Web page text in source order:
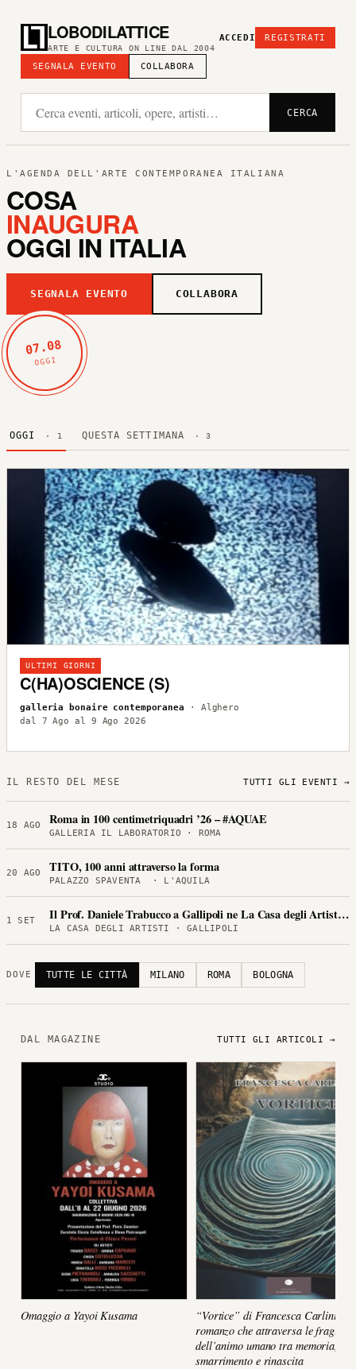
LOBODILATTICE
ARTE E CULTURA ON LINE DAL 2004
SEGNALA EVENTO COLLABORA
ACCEDI REGISTRATI
CERCA
L'AGENDA DELL'ARTE CONTEMPORANEA ITALIANA
COSA
INAUGURA
OGGI IN ITALIA
SEGNALA EVENTO COLLABORA
07.08
OGGI
OGGI · 1 QUESTA SETTIMANA · 3
ULTIMI GIORNI
C(HA)OSCIENCE (S)
galleria bonaire contemporanea · Alghero
dal 7 Ago al 9 Ago 2026
IL RESTO DEL MESE TUTTI GLI EVENTI →
18 AGO Roma in 100 centimetriquadri ’26 – #AQUAE
GALLERIA IL LABORATORIO · ROMA
20 AGO TITO, 100 anni attraverso la forma
PALAZZO SPAVENTA · L'AQUILA
1 SET Il Prof. Daniele Trabucco a Gallipoli ne La Casa degli Artisti
LA CASA DEGLI ARTISTI · GALLIPOLI
DOVE TUTTE LE CITTÀ MILANO ROMA BOLOGNA
DAL MAGAZINE TUTTI GLI ARTICOLI →
Omaggio a Yayoi Kusama
“Vortice” di Francesca Carlini, un
romanzo che attraversa le fragilità
dell’animo umano tra memoria,
smarrimento e rinascita